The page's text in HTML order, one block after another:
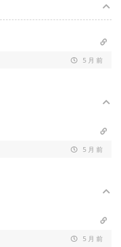
5 月 前
5 月 前
5 月 前